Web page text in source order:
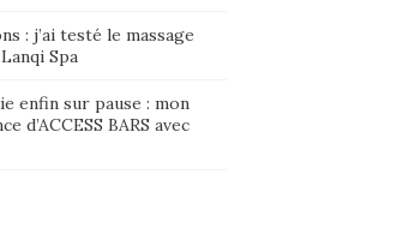
: j’ai testé le massage
Spa
enfin sur pause : mon
d’ACCESS BARS avec